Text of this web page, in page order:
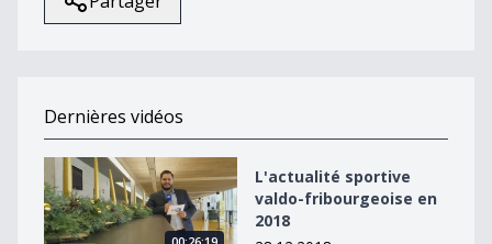
Dernières vidéos
L&#039;actualité sportive valdo-fribourgeoise en 2018
L'actualité sportive
valdo-fribourgeoise en
2018